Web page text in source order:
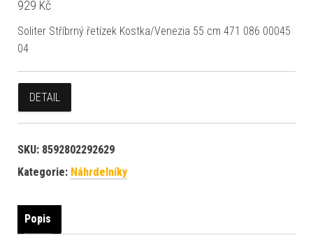
929 Kč
Soliter Stříbrný řetízek Kostka/Venezia 55 cm 471 086 00045
04
DETAIL
SKU: 8592802292629
Kategorie: Náhrdelníky
Popis